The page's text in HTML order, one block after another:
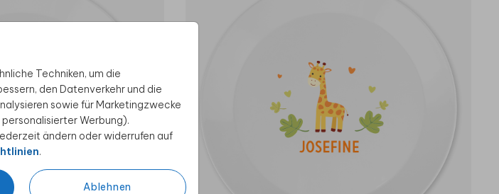
Techniken, um die
den Datenverkehr und die
sowie für Marketingzwecke
Werbung).
ändern oder widerrufen auf
.
Ablehnen